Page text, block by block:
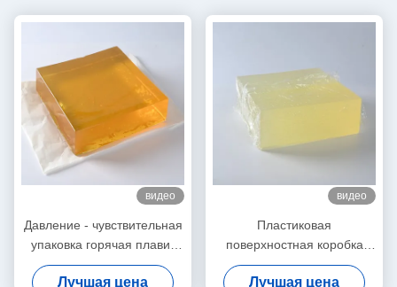
видео
Давление - чувствительная
упаковка горячая плавит
слипчивый желтый цвет
для крышек влажной ткани
Лучшая цена
видео
Пластиковая
поверхностная коробка
PSA бутылки слипчивая
для бумаги ярлыка
Лучшая цена